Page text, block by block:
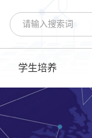
学生培养